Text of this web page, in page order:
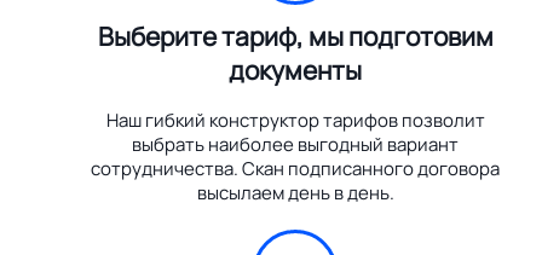
Выберите тариф, мы подготовим
документы
Наш гибкий конструктор тарифов позволит
выбрать наиболее выгодный вариант
сотрудничества. Скан подписанного договора
высылаем день в день.